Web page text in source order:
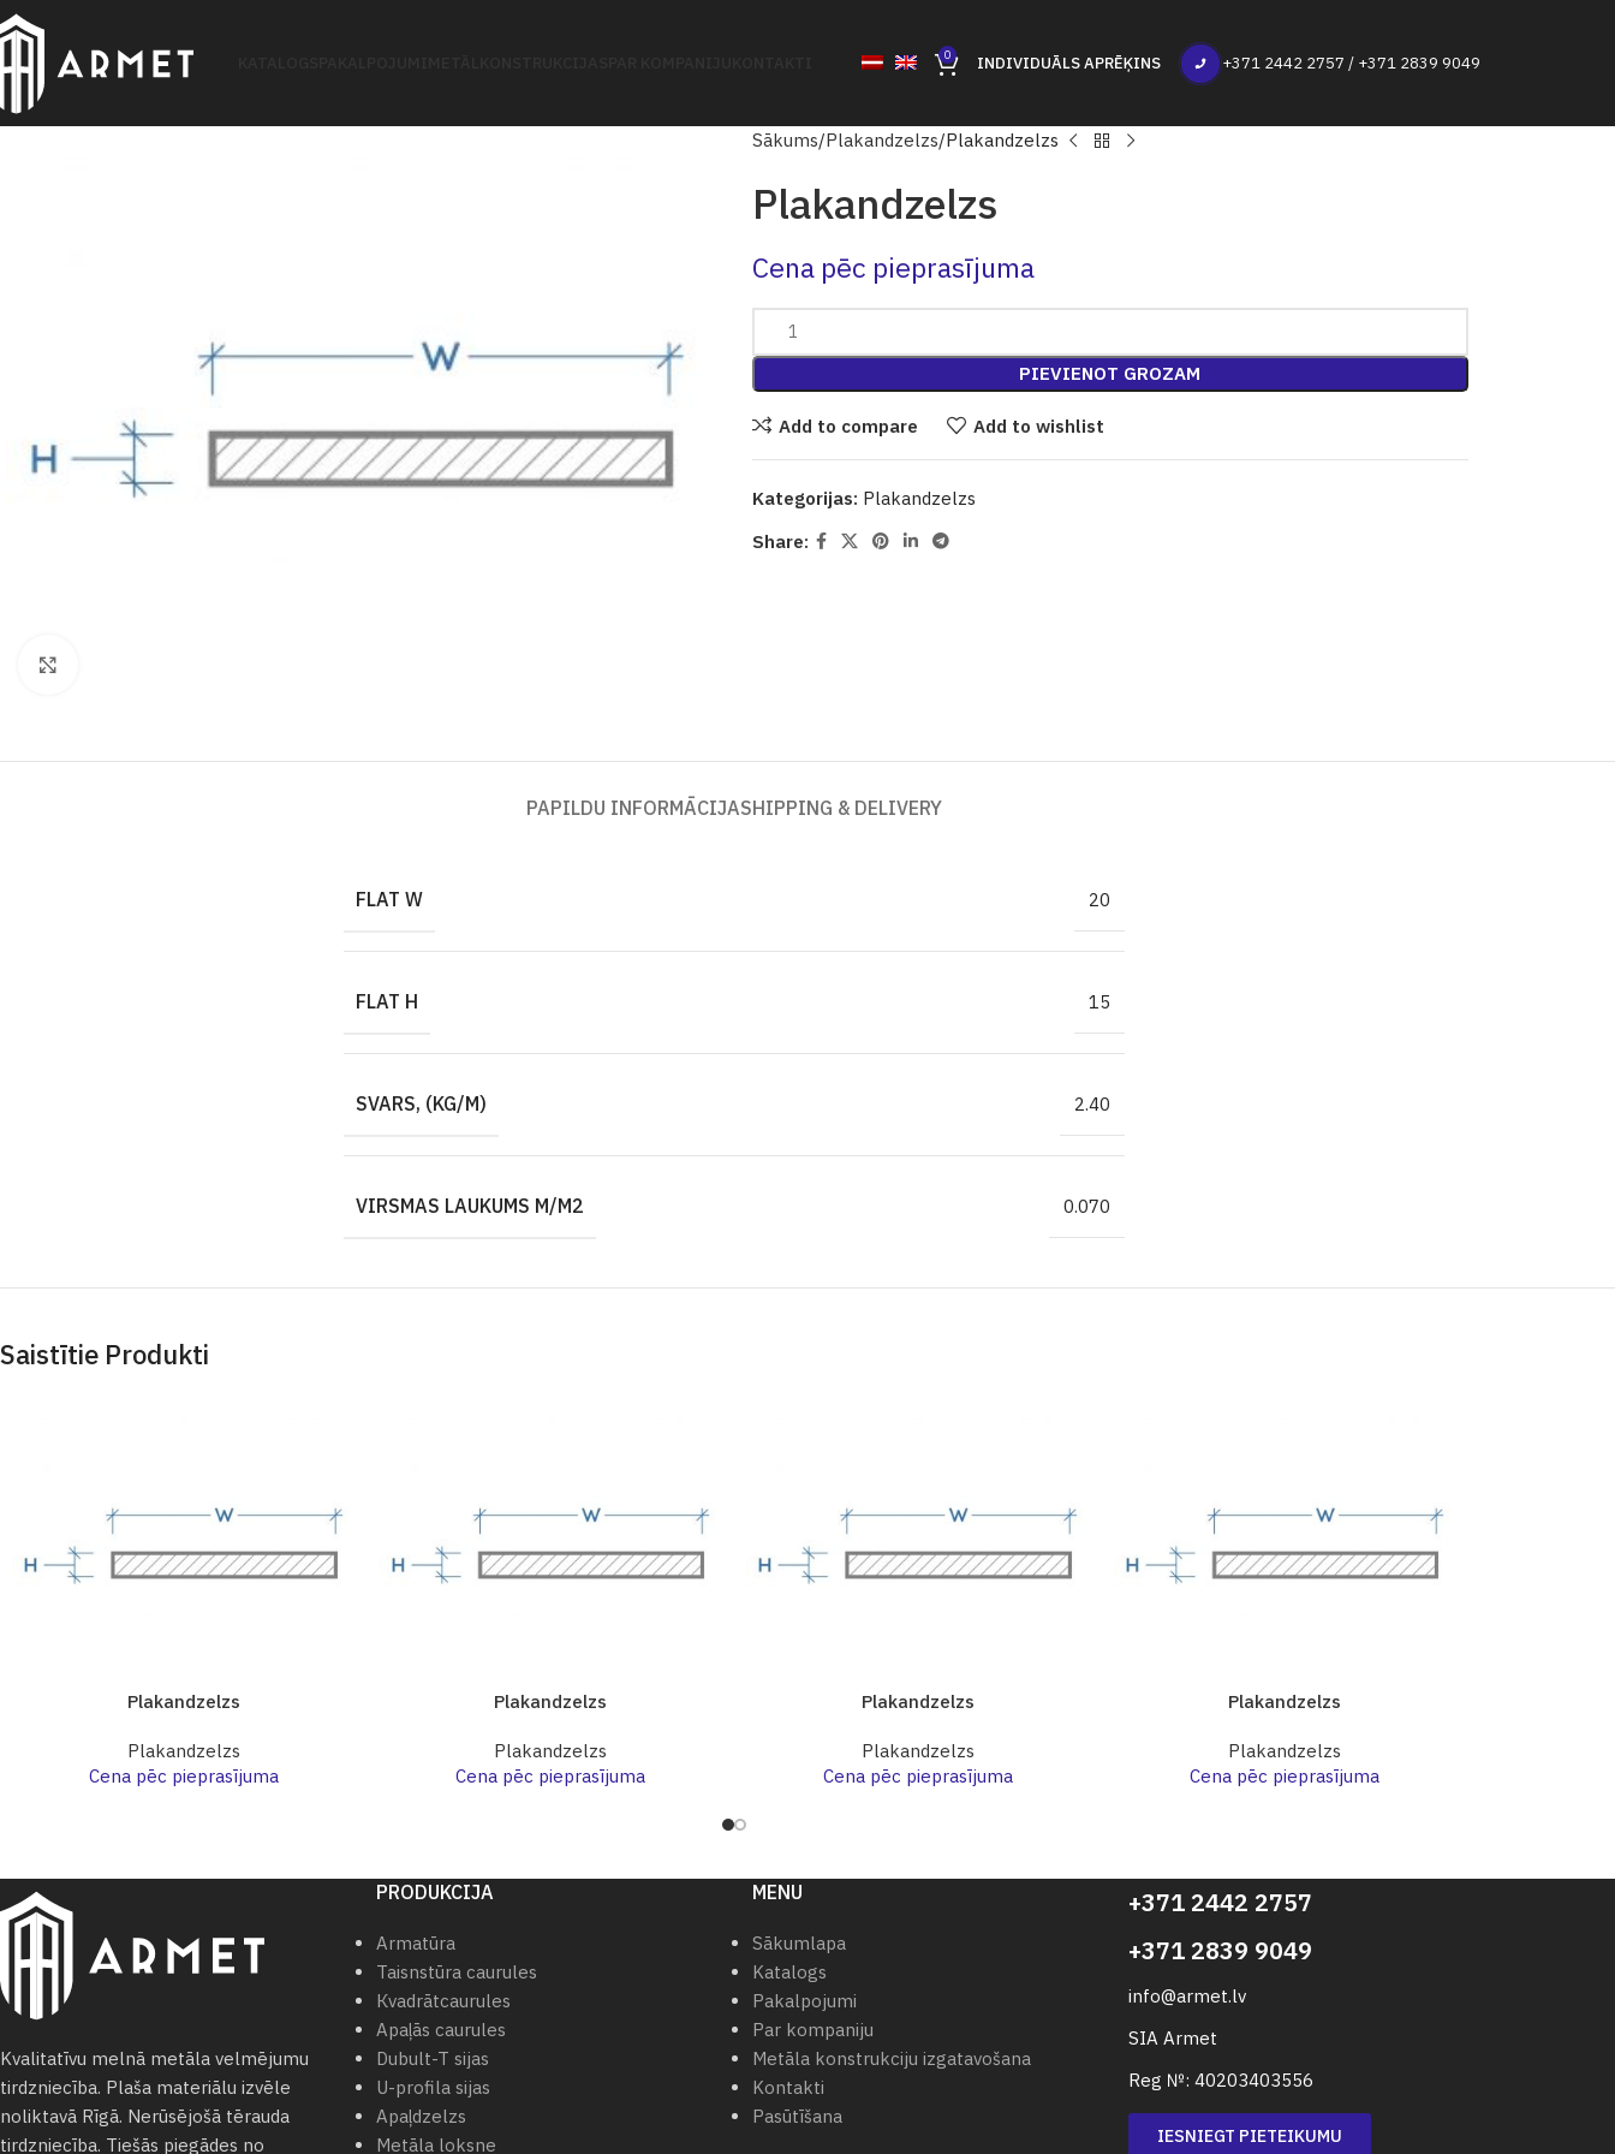
0 INDIVIDUĀLS APRĒĶINS +371 2442 2757 / +371 2839 9049
Sākums Plakandzelzs Plakandzelzs
Plakandzelzs
Cena pēc pieprasījuma
PIEVIENOT GROZAM
Add to compare Add to wishlist
Kategorijas: Plakandzelzs
Share:
PAPILDU INFORMĀCIJASHIPPING & DELIVERY
FLAT W 20
FLAT H 15
SVARS, (KG/M) 2.40
VIRSMAS LAUKUMS M/M2 0.070
Saistītie Produkti
Plakandzelzs
Plakandzelzs
Cena pēc pieprasījuma
Plakandzelzs
Plakandzelzs
Cena pēc pieprasījuma
Plakandzelzs
Plakandzelzs
Cena pēc pieprasījuma
Plakandzelzs
Plakandzelzs
Cena pēc pieprasījuma
Kvalitatīvu melnā metāla velmējumu
tirdzniecība. Plaša materiālu izvēle
noliktavā Rīgā. Nerūsējošā tērauda
tirdzniecība. Tiešās piegādes no
PRODUKCIJA
Armatūra
Taisnstūra caurules
Кvadrātcaurules
Apaļās caurules
Dubult-T sijas
U-profila sijas
Apaļdzelzs
Metāla loksne
MENU
Sākumlapa
Katalogs
Pakalpojumi
Par kompaniju
Metāla konstrukciju izgatavošana
Kontakti
Pasūtīšana
+371 2442 2757
+371 2839 9049
info@armet.lv
SIA Armet
Reg №: 40203403556
IESNIEGT PIETEIKUMU